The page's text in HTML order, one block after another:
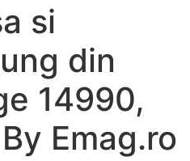
si
din
14990,
Emag.ro